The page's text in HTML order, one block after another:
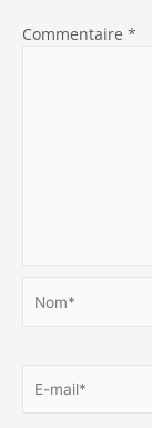
Commentaire *
mail*